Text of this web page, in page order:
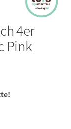
4er
Pink